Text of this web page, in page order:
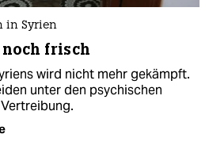
in Syrien
frisch
wird nicht mehr gekämpft.
unter den psychischen